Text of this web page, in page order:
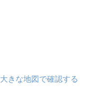
大きな地図で確認する